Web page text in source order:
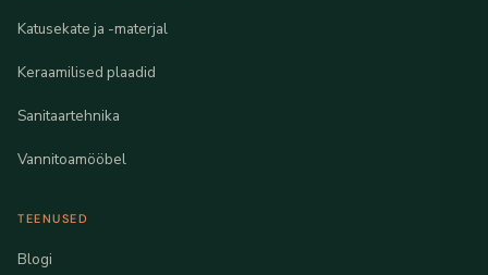
Katusekate ja -materjal
Keraamilised plaadid
Sanitaartehnika
Vannitoamööbel
TEENUSED
Blogi